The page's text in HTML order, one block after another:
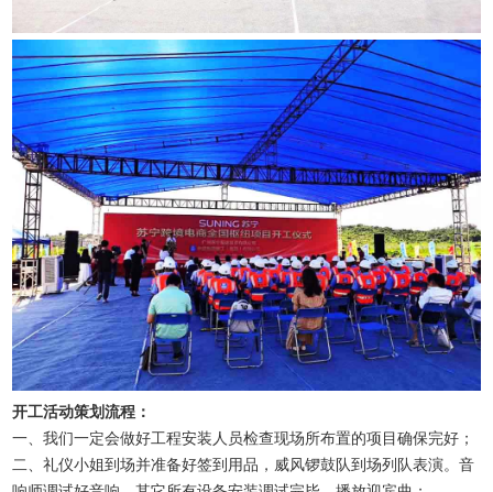
开工活动策划流程：
一、我们一定会做好工程安装人员检查现场所布置的项目确保完好；
二、礼仪小姐到场并准备好签到用品，威风锣鼓队到场列队表演。音